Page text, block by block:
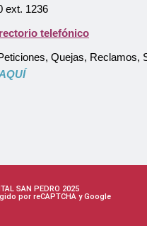
ext. 1236
telefónico
Quejas, Reclamos,
SAN PEDRO 2025
por reCAPTCHA y Google